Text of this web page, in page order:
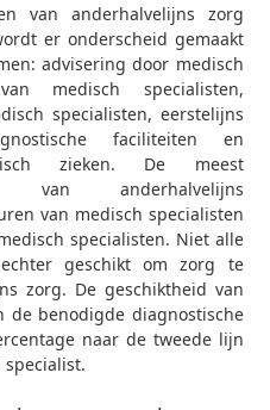
van anderhalvelijns zorg
er onderscheid gemaakt
advisering door medisch
medisch specialisten,
specialisten, eerstelijns
faciliteiten en
zieken. De meest
van anderhalvelijns
van medisch specialisten
specialisten. Niet alle
geschikt om zorg te
zorg. De geschiktheid van
de benodigde diagnostische
naar de tweede lijn